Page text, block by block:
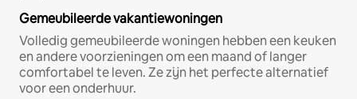
Gemeubileerde vakantiewoningen
Volledig gemeubileerde woningen hebben een keuken
en andere voorzieningen om een maand of langer
comfortabel te leven. Ze zijn het perfecte alternatief
voor een onderhuur.